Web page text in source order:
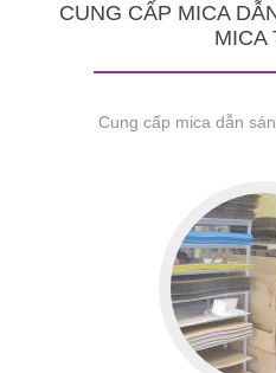
CUNG CẤP MICA
MICA
Cung cấp mica dẫn